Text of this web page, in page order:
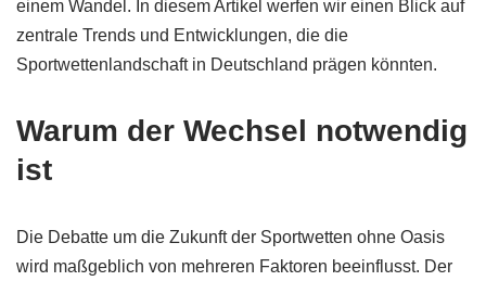
einem Wandel. In diesem Artikel werfen wir einen Blick auf
zentrale Trends und Entwicklungen, die die
Sportwettenlandschaft in Deutschland prägen könnten.
Warum der Wechsel notwendig
ist
Die Debatte um die Zukunft der Sportwetten ohne Oasis
wird maßgeblich von mehreren Faktoren beeinflusst. Der